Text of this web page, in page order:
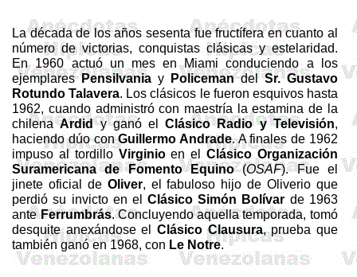
La década de los años sesentafue fructíferaen cuanto al
número de victorias, conquistas clásicas yestelaridad.
En 1960 actuó un mes en Miami conduciendo a los
ejemplaresPensilvania y PolicemandelSr. Gustavo
Rotundo Talavera. Los clásicos le fueron esquivos hasta
1962, cuando administró con maestría laestamina de la
chilenaArdidy ganó elClásico Radio y Televisión,
haciendo dúo conGui­llermo Andrade. A finales de 1962
impuso al tordilloVirginioen elClásico Organización
Suramerica­na de Fomento Equino(OSAF). Fue el
jinete oficial de Oliver, el fabuloso hijo de Oliverio que
perdió su invicto en elClásico Simón Bolívar de 1963
anteFerrumbrás. Conclu­yendo aquella temporada, tomó
desquite anexándo­se el Clásico Clausura, prueba que
también ganó en 1968, con Le Notre.